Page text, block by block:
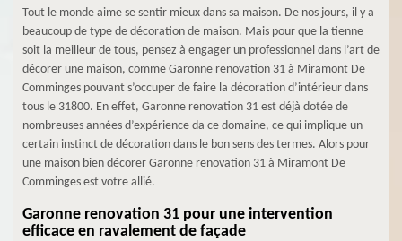
Tout le monde aime se sentir mieux dans sa maison. De nos jours, il y a
beaucoup de type de décoration de maison. Mais pour que la tienne
soit la meilleur de tous, pensez à engager un professionnel dans l’art de
décorer une maison, comme Garonne renovation 31 à Miramont De
Comminges pouvant s’occuper de faire la décoration d’intérieur dans
tous le 31800. En effet, Garonne renovation 31 est déjà dotée de
nombreuses années d’expérience da ce domaine, ce qui implique un
certain instinct de décoration dans le bon sens des termes. Alors pour
une maison bien décorer Garonne renovation 31 à Miramont De
Comminges est votre allié.
Garonne renovation 31 pour une intervention
efficace en ravalement de façade